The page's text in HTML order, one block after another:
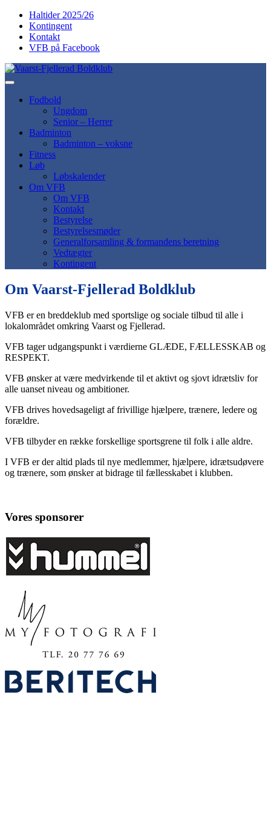
​​Haltider 2025/26
Kontingent
Kontakt
VFB på Facebook
Fodbold
Ungdom
Senior – Herrer
Badminton
Badminton – voksne
Fitness
Løb
Løbskalender
Om VFB
Om VFB
Kontakt
Bestyrelse
Bestyrelsesmøder
General­forsamling & formandens beretning
Vedtægter
Kontingent
Om Vaarst-Fjellerad Boldklub
VFB er en breddeklub med sportslige og sociale tilbud til alle i
lokalområdet omkring Vaarst og Fjellerad.
​VFB tager udgangspunkt i værdierne GLÆDE, FÆLLESSKAB og
RESPEKT.
​VFB ønsker at være medvirkende til et aktivt og sjovt idrætsliv for
alle uanset niveau og ambitioner.
​VFB drives hovedsageligt af frivillige hjælpere, trænere, ledere og
forældre.
​VFB tilbyder en række forskellige sportsgrene til folk i alle aldre.
​I VFB er der altid plads til nye medlemmer, hjælpere, idrætsudøvere
og trænere, som ønsker at bidrage til fællesskabet i klubben.
Vores sponsorer